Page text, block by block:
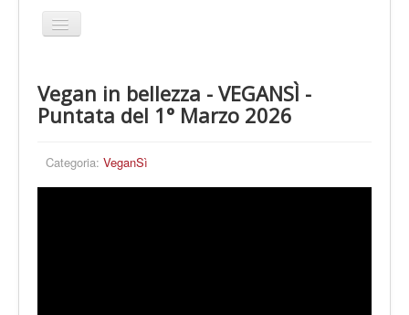
Cambia
navigazione
CHI SIAMO
IL FONDATORE
PROGRAMMI
PALINSESTO
Vegan in bellezza - VEGANSÌ -
Puntata del 1° Marzo 2026
Categoria: VeganSì